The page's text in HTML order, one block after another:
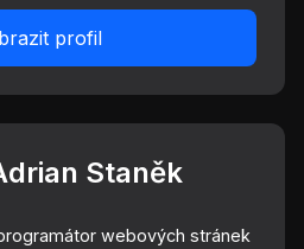
profil
Staněk
webových stránek